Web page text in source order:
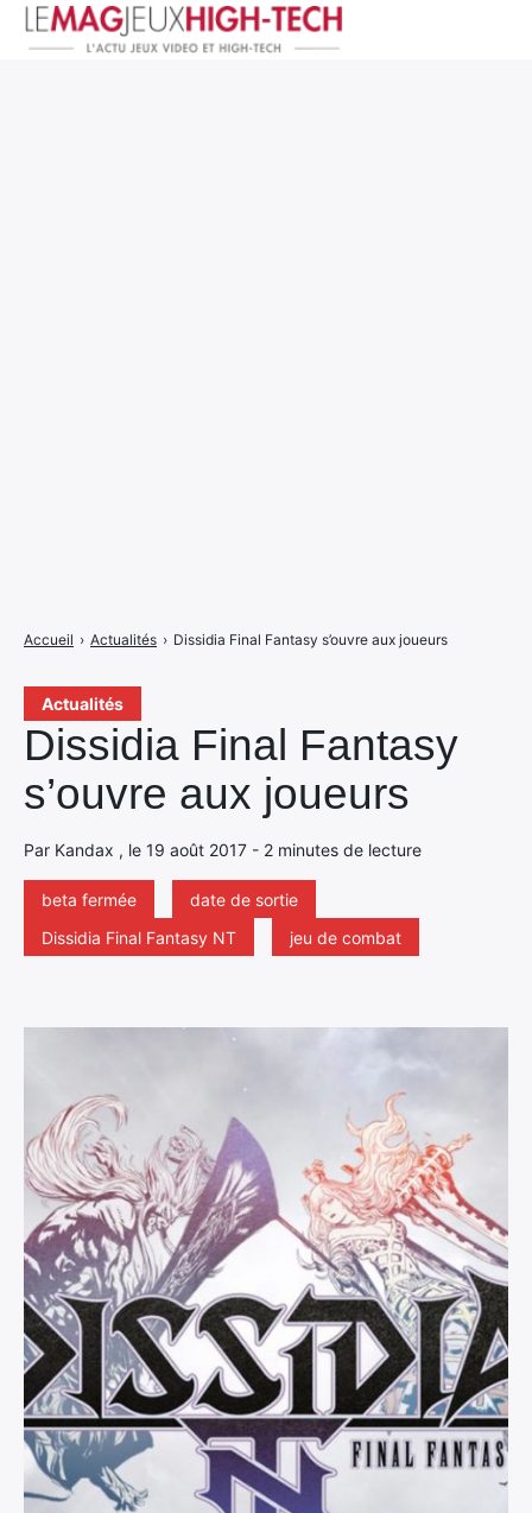
Actualités
Dissidia Final Fantasy
s’ouvre aux joueurs
Par Kandax , le 19 août 2017 - 2 minutes de lecture
beta fermée
date de sortie
Dissidia Final Fantasy NT
jeu de combat
Accueil › Actualités › Dissidia Final Fantasy s’ouvre aux joueurs